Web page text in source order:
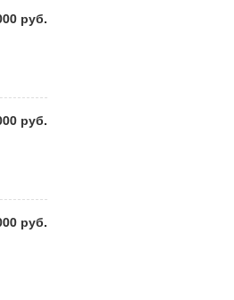
руб.
руб.
руб.